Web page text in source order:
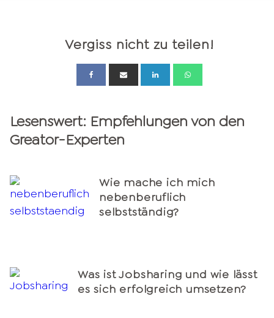
Vergiss nicht zu teilen!
Lesenswert: Empfehlungen von den
Greator-Experten
Wie mache ich mich
nebenberuflich
selbstständig?
Was ist Jobsharing und wie lässt
es sich erfolgreich umsetzen?